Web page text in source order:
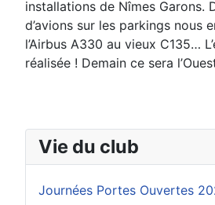
Vie du club
Journées Portes Ouvertes
installations de Nîmes Garons.
d’avions sur les parkings nous
l’Airbus A330 au vieux C135…
réalisée ! Demain ce sera